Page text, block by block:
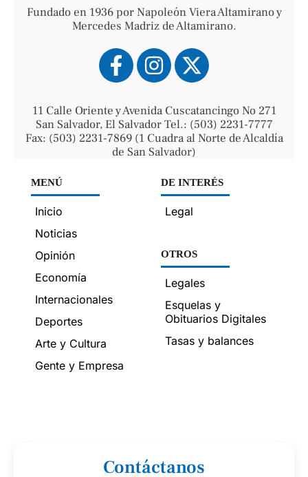
Fundado en 1936 por Napoleón Viera Altamirano y
Mercedes Madriz de Altamirano.
11 Calle Oriente y Avenida Cuscatancingo No 271
San Salvador, El Salvador Tel.: (503) 2231-7777
Fax: (503) 2231-7869 (1 Cuadra al Norte de Alcaldía
de San Salvador)
MENÚ
Inicio
Noticias
Opinión
Economía
Internacionales
Deportes
Arte y Cultura
Gente y Empresa
DE INTERÉS
Legal
OTROS
Legales
Esquelas y
Obituarios Digitales
Tasas y balances
Contáctanos